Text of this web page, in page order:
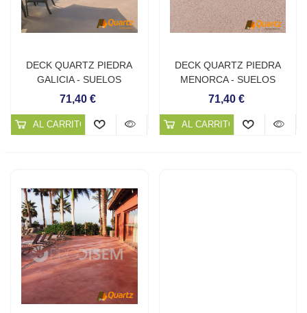
DECK QUARTZ PIEDRA
GALICIA - SUELOS
CONTINUOS DE CUARZO
71,40 €
AL CARRITO
DECK QUARTZ PIEDRA
MENORCA - SUELOS
CONTINUOS DE CUARZO
71,40 €
AL CARRITO